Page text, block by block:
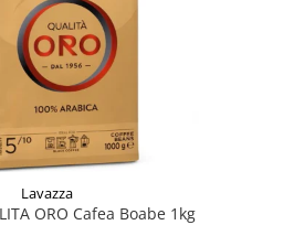
Lavazza
ORO Cafea Boabe 1kg